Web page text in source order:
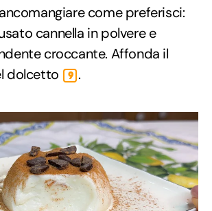
come preferisci:
cannella in polvere e
croccante. Affonda il
dolcetto
9 .